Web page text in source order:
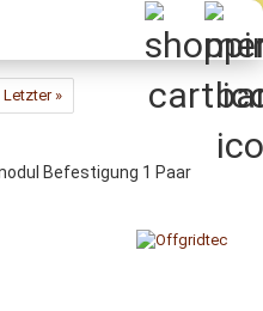
Letzter »
Befestigung 1 Paar